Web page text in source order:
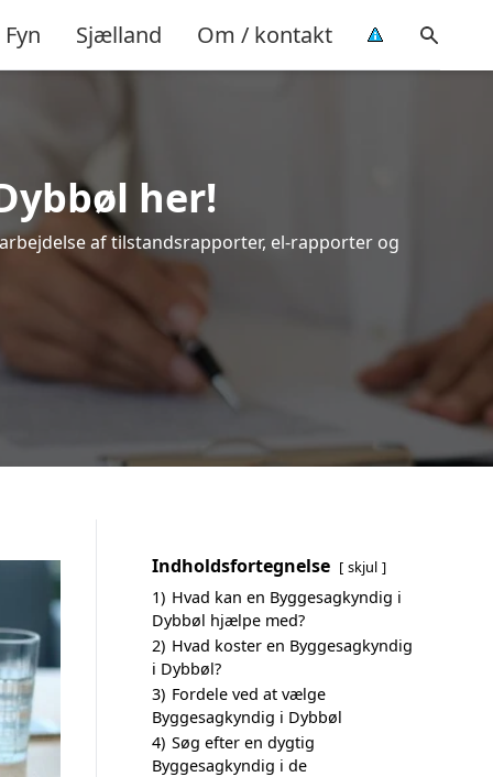
Fyn Sjælland Om / kontakt
her!
af tilstandsrapporter, el-rapporter og
Indholdsfortegnelse skjul
1) Hvad kan en Byggesagkyndig i
Dybbøl hjælpe med?
2) Hvad koster en Byggesagkyndig
i Dybbøl?
3) Fordele ved at vælge
Byggesagkyndig i Dybbøl
4) Søg efter en dygtig
Byggesagkyndig i de